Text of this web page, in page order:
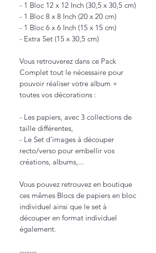
- 1 Bloc 12 x 12 Inch (30,5 x 30,5 cm)
- 1 Bloc 8 x 8 Inch (20 x 20 cm)
- 1 Bloc 6 x 6 Inch (15 x 15 cm)
- Extra Set (15 x 30,5 cm)
Vous retrouverez dans ce Pack
Complet tout le nécessaire pour
pouvoir réaliser votre album +
toutes vos décorations :
- Les papiers, avec 3 collections de
taille différentes,
- Le Set d'images à découper
recto/verso pour embellir vos
créations, albums,...
Vous pouvez retrouvez en boutique
ces mêmes Blocs de papiers en bloc
individuel ainsi que le set à
découper en format individuel
également.